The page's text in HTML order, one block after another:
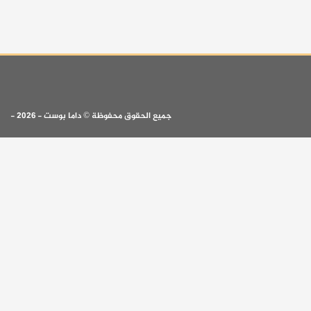
جميع الحقوق محفوظة © داما بوست - 2026 -